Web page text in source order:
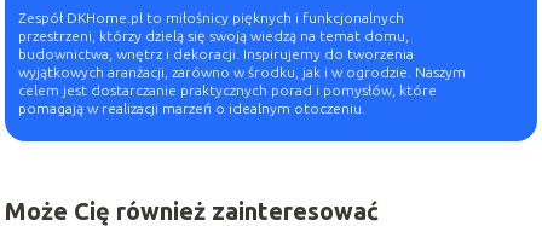
Zespół DKHome.pl to miłośnicy pięknych i funkcjonalnych
przestrzeni, którzy dzielą się swoją wiedzą na temat domu,
budownictwa, wnętrz i dekoracji. Inspirujemy do tworzenia
wyjątkowych aranżacji, zarówno w środku, jak i w ogrodzie. Naszym
celem jest dostarczanie praktycznych porad i pomysłów, które
pomagają w realizacji marzeń o idealnym otoczeniu.
Może Cię również zainteresować